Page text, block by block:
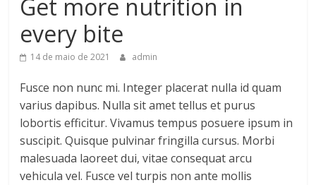
Get more nutrition in
every bite
14 de maio de 2021 admin
Fusce non nunc mi. Integer placerat nulla id quam
varius dapibus. Nulla sit amet tellus et purus
lobortis efficitur. Vivamus tempus posuere ipsum in
suscipit. Quisque pulvinar fringilla cursus. Morbi
malesuada laoreet dui, vitae consequat arcu
vehicula vel. Fusce vel turpis non ante mollis